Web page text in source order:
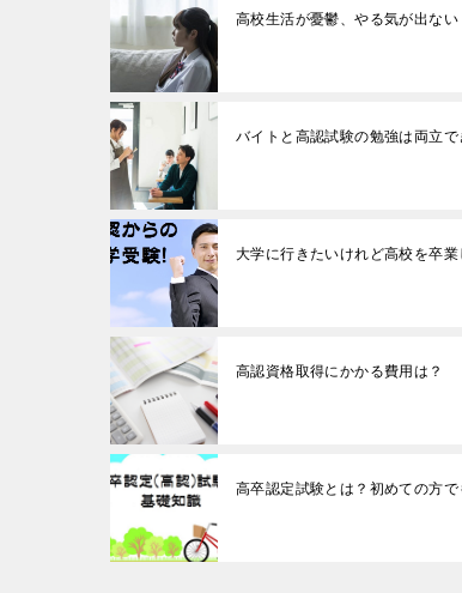
高校生活が憂鬱、やる気が出な
バイトと高認試験の勉強は両立で
大学に行きたいけれど高校を卒
高認資格取得にかかる費用は？
高卒認定試験とは？初めての方